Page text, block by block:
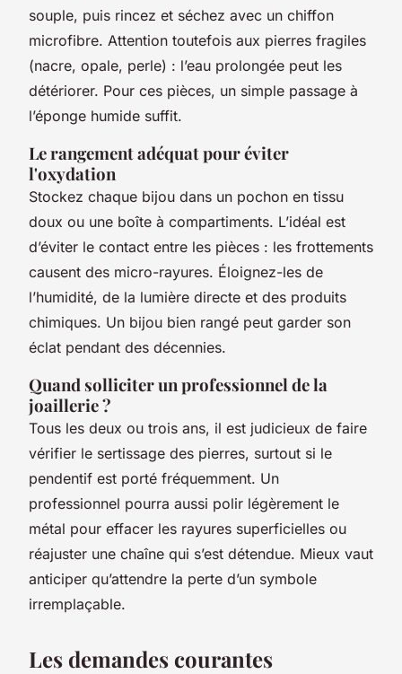
souple, puis rincez et séchez avec un chiffon
microfibre. Attention toutefois aux pierres fragiles
(nacre, opale, perle) : l’eau prolongée peut les
détériorer. Pour ces pièces, un simple passage à
l’éponge humide suffit.
Le rangement adéquat pour éviter
l'oxydation
Stockez chaque bijou dans un pochon en tissu
doux ou une boîte à compartiments. L’idéal est
d’éviter le contact entre les pièces : les frottements
causent des micro-rayures. Éloignez-les de
l’humidité, de la lumière directe et des produits
chimiques. Un bijou bien rangé peut garder son
éclat pendant des décennies.
Quand solliciter un professionnel de la
joaillerie ?
Tous les deux ou trois ans, il est judicieux de faire
vérifier le sertissage des pierres, surtout si le
pendentif est porté fréquemment. Un
professionnel pourra aussi polir légèrement le
métal pour effacer les rayures superficielles ou
réajuster une chaîne qui s’est détendue. Mieux vaut
anticiper qu’attendre la perte d’un symbole
irremplaçable.
Les demandes courantes